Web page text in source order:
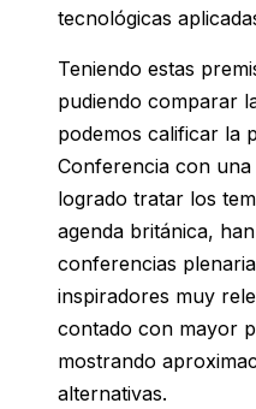
tecnológicas
Teniendo estas
pudiendo comparar
podemos calificar la
Conferencia con
logrado tratar los
agenda británica,
conferencias
inspiradores muy
contado con mayor
mostrando
alternativas.